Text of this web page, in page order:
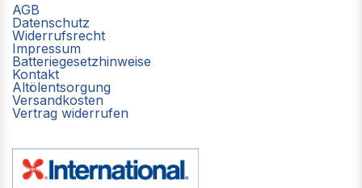
AGB
Datenschutz
Widerrufsrecht
Impressum
Batteriegesetzhinweise
Kontakt
Altölentsorgung
Versandkosten
Vertrag widerrufen